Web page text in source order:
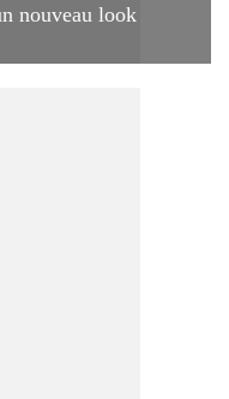
nouveau look